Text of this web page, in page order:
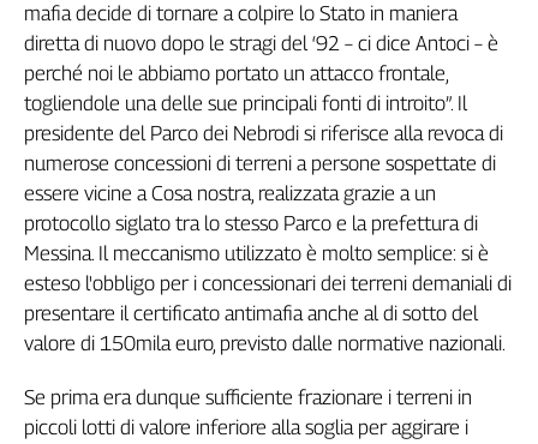
settimana
Collettiva
Girasoli
Il
Sassolino
Linea
Economica
Tech
It
Easy
Inserti
Diffusa
InFlai
mafia decide di tornare a colpire lo Stato in maniera
diretta di nuovo dopo le stragi del ‘92 – ci dice Antoci – è
perché noi le abbiamo portato un attacco frontale,
togliendole una delle sue principali fonti di introito”. Il
presidente del Parco dei Nebrodi si riferisce alla revoca di
numerose concessioni di terreni a persone sospettate di
essere vicine a Cosa nostra, realizzata grazie a un
protocollo siglato tra lo stesso Parco e la prefettura di
Messina. Il meccanismo utilizzato è molto semplice: si è
esteso l'obbligo per i concessionari dei terreni demaniali di
presentare il certificato antimafia anche al di sotto del
valore di 150mila euro, previsto dalle normative nazionali.
Se prima era dunque sufficiente frazionare i terreni in
piccoli lotti di valore inferiore alla soglia per aggirare i